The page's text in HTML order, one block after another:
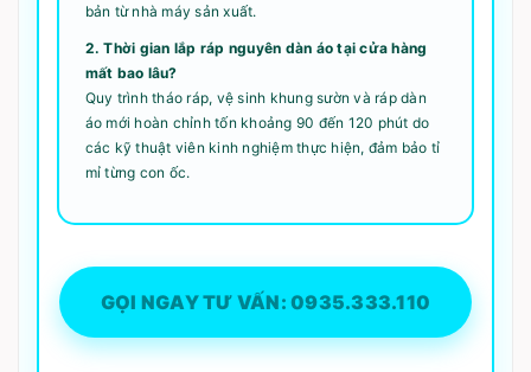
bản từ nhà máy sản xuất.
2. Thời gian lắp ráp nguyên dàn áo tại cửa hàng
mất bao lâu?
Quy trình tháo ráp, vệ sinh khung sườn và ráp dàn
áo mới hoàn chỉnh tốn khoảng 90 đến 120 phút do
các kỹ thuật viên kinh nghiệm thực hiện, đảm bảo tỉ
mỉ từng con ốc.
GỌI NGAY TƯ VẤN: 0935.333.110